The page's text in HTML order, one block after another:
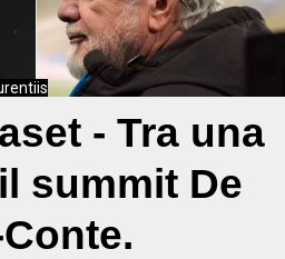
- Tra una
summit De